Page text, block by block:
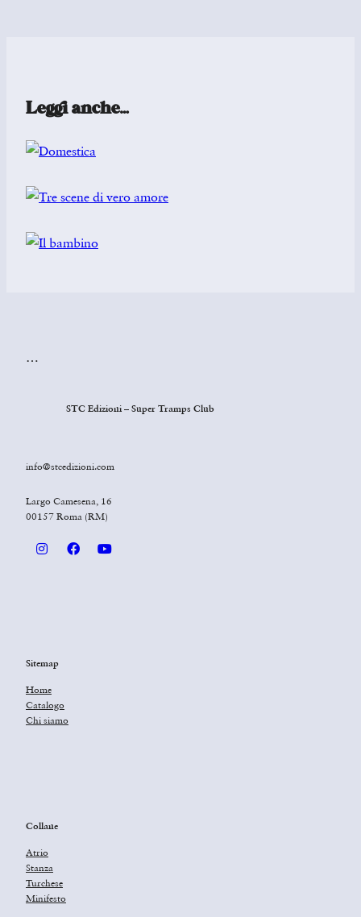
Leggi anche…
…
STC Edizioni – Super Tramps Club
info@stcedizioni.com
Largo Camesena, 16
00157 Roma (RM)
Sitemap
Home
Catalogo
Chi siamo
Collane
Atrio
Stanza
Turchese
Minifesto